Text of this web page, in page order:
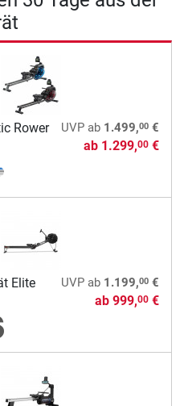
Rower
UVPab 1.499,00€
ab 1.299,00€
Elite
UVPab 1.199,00€
ab 999,00€